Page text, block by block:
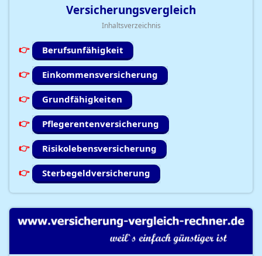
Versicherungsvergleich
Inhaltsverzeichnis
Berufsunfähigkeit
Einkommensversicherung
Grundfähigkeiten
Pflegerentenversicherung
Risikolebensversicherung
Sterbegeldversicherung